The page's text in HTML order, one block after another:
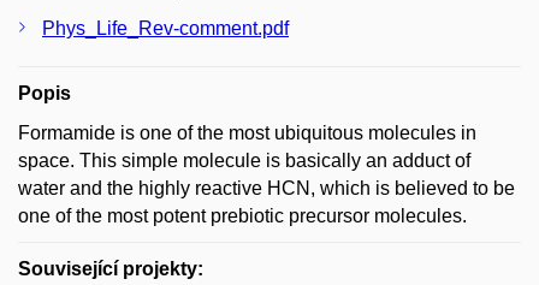
Phys_Life_Rev-comment.pdf
Popis
Formamide is one of the most ubiquitous molecules in
space. This simple molecule is basically an adduct of
water and the highly reactive HCN, which is believed to be
one of the most potent prebiotic precursor molecules.
Související projekty: